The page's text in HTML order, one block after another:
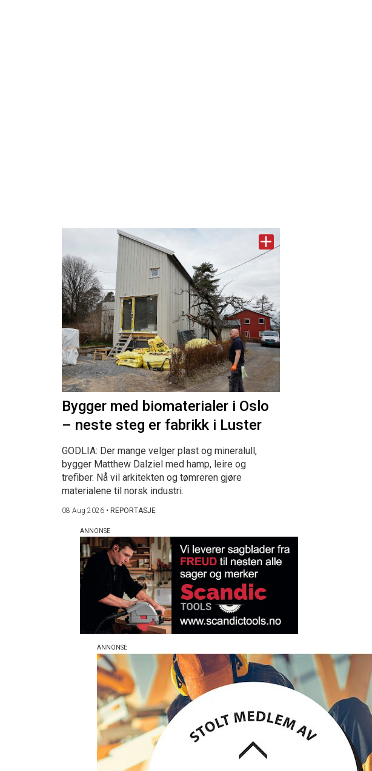
Bygger med biomaterialer i Oslo
– neste steg er fabrikk i Luster
GODLIA: Der mange velger plast og mineralull,
bygger Matthew Dalziel med hamp, leire og
trefiber. Nå vil arkitekten og tømreren gjøre
materialene til norsk industri.
08 Aug 2026 • REPORTASJE